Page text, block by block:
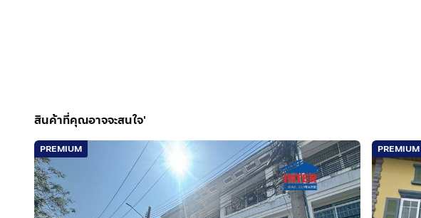
สินค้าที่คุณอาจจะสนใจ'
PREMIUM PREMIUM